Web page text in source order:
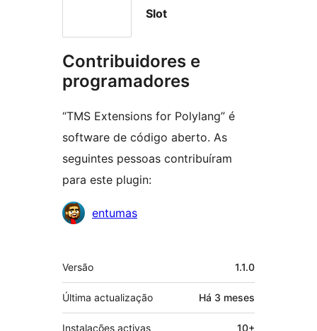
Slot
Contribuidores e
programadores
“TMS Extensions for Polylang” é
software de código aberto. As
seguintes pessoas contribuíram
para este plugin:
Contribuidores
entumas
Metadados
Versão 1.1.0
Última actualização Há 3 meses
Instalações activas 10+